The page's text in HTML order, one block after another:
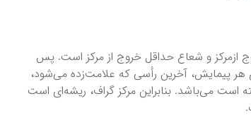
از‌مرکز و شعاع حداقل خروج از مرکز است. پس
هر پیمایش، آخرین رأسی که علامت‌زده می‌شود،
است می‌باشد. بنابراین مرکز گراف، ریشه‌ای است